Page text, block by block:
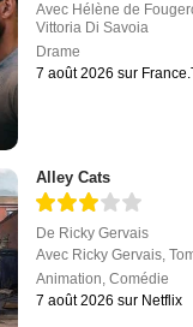
Avec Hélène de
Vittoria Di Savoia
Drame
7 août 2026 sur
Alley Cats
De Ricky Gervais
Avec Ricky Gervais ,
Animation ,Comédie
7 août 2026 sur Netflix